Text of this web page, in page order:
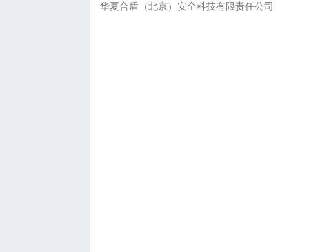
华夏合盾（北京）安全科技有限责任公司